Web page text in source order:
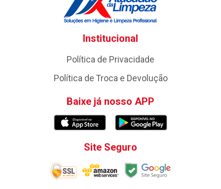
Institucional
Política de Privacidade
Política de Troca e Devolução
Baixe já nosso APP
Site Seguro